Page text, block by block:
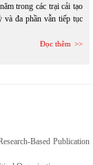
trong các trại cải tạo
đa phần vẫn tiếp tục
Đọc thêm
Based Publication